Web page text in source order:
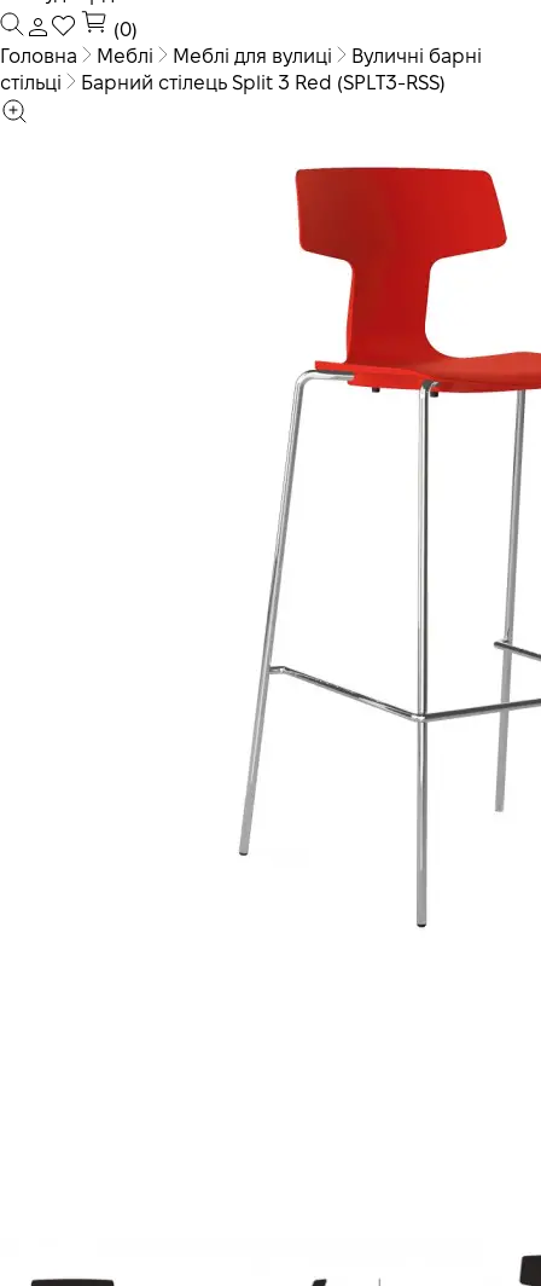
(0)
Головна
Меблі Меблі для вулиці
Вуличні барні
стільці
Барний стілець Split 3 Red (SPLT3-RSS)